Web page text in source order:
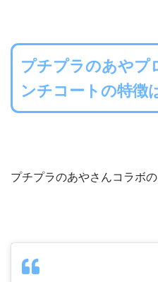
プチプラのあやプ
ンチコートの特徴
プチプラのあやさんコラボ